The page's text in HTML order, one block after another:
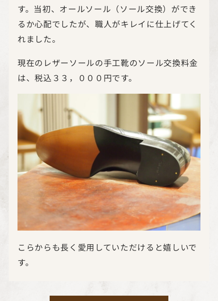
す。当初、オールソール（ソール交換）ができ
るか心配でしたが、職人がキレイに仕上げてく
れました。
現在のレザーソールの手工靴のソール交換料金
は、税込３３，０００円です。
こらからも長く愛用していただけると嬉しいで
す。